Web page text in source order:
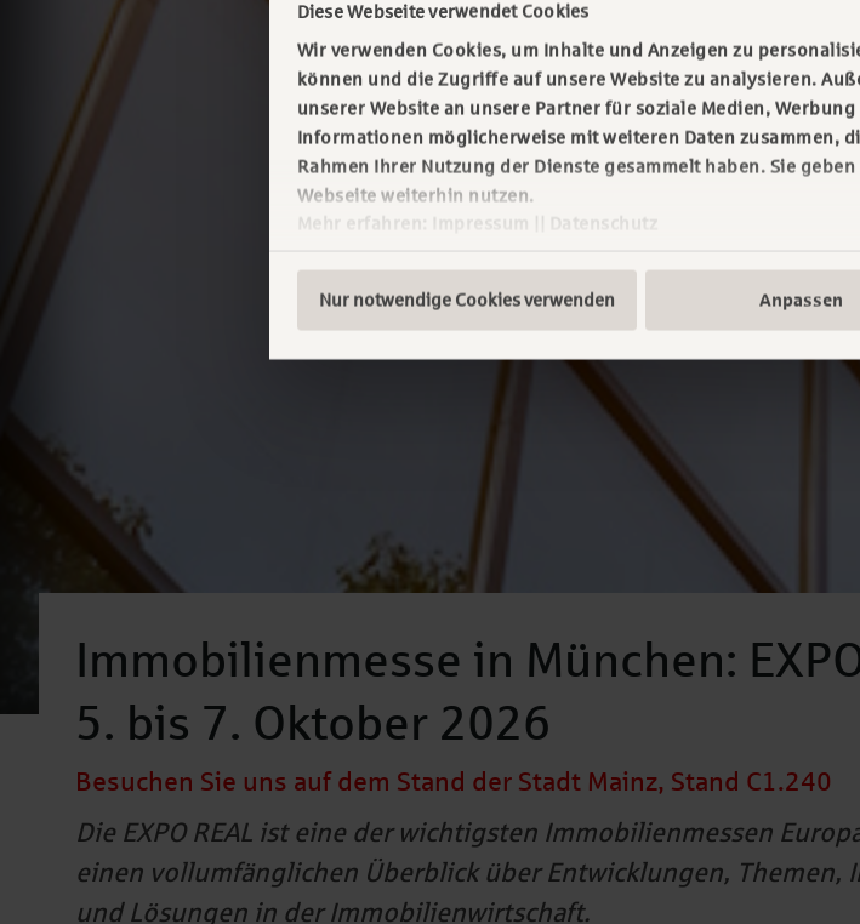
Diese Webseite verwendet Cookies
Wir verwenden Cookies, um Inhalte und Anzeigen zu
können und die Zugriffe auf unsere Website zu analysieren.
unserer Website an unsere Partner für soziale Medien,
Informationen möglicherweise mit weiteren Daten zusammen,
Rahmen Ihrer Nutzung der Dienste gesammelt haben. Sie
Webseite weiterhin nutzen.
Mehr erfahren:
Impressum Datenschutz
Nur notwendige Cookies verwenden Anpassen
Immobilienmesse in München:
5. bis 7. Oktober 2026
Besuchen Sie uns auf dem Stand der Stadt Mainz, Stand C1.240
Die EXPO REAL ist eine der wichtigsten Immobilienmessen
einen vollumfänglichen Überblick über Entwicklungen, Themen,
und Lösungen in der Immobilienwirtschaft.